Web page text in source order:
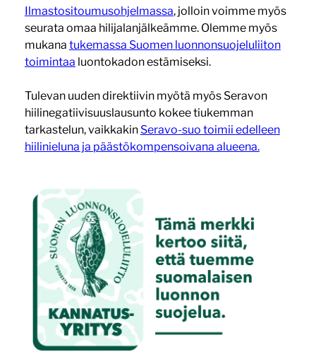
Ilmastositoumusohjelmassa, jolloin voimme myös
seurata omaa hilijalanjälkeämme. Olemme myös
mukana tukemassa Suomen luonnonsuojeluliiton
toimintaa luontokadon estämiseksi.
Tulevan uuden direktiivin myötä myös Seravon
hiilinegatiivisuuslausunto kokee tiukemman
tarkastelun, vaikkakin Seravo-suo toimii edelleen
hiilinieluna ja päästökompensoivana alueena.